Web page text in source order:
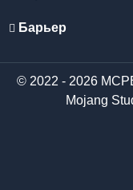
Барьер
© 2022 - 2026
Mojang